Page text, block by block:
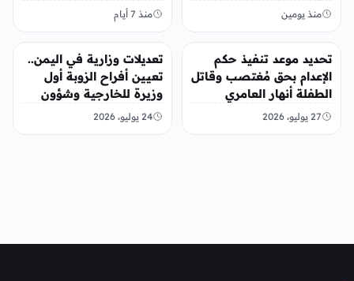
المحافظة
منذ يومين منذ 7 أيام
تحديد موعد تنفيذ حكم
الإعدام بحق مُغتصب وقاتل
الطفلة أنهار العامري
27 يوليو، 2026
تعديلات وزارية في اليمن..
تعيين أفراح الزوبة أول
وزيرة للخارجية وشؤون
المغتربين
24 يوليو، 2026